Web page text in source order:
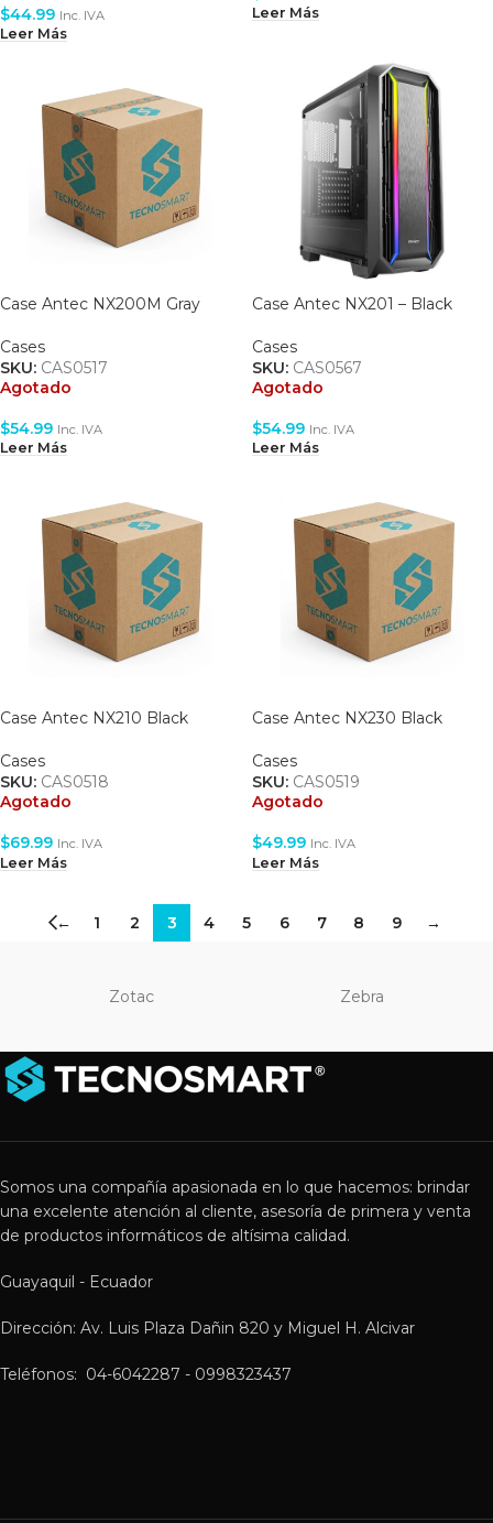
$44.99 Inc. IVA
Leer Más
Leer Más
Case Antec NX200M Gray
Cases
SKU: CAS0517
Agotado
$54.99 Inc. IVA
Leer Más
Case Antec NX201 – Black
Cases
SKU: CAS0567
Agotado
$54.99 Inc. IVA
Leer Más
Case Antec NX210 Black
Cases
SKU: CAS0518
Agotado
$69.99 Inc. IVA
Leer Más
Case Antec NX230 Black
Cases
SKU: CAS0519
Agotado
$49.99 Inc. IVA
Leer Más
← 1 2 3 4 5 6 7 8 9 →
Zotac Zebra
Somos una compañía apasionada en lo que hacemos: brindar
una excelente atención al cliente, asesoría de primera y venta
de productos informáticos de altísima calidad.
Guayaquil - Ecuador
Dirección: Av. Luis Plaza Dañin 820 y Miguel H. Alcivar
Teléfonos: 04-6042287 - 0998323437